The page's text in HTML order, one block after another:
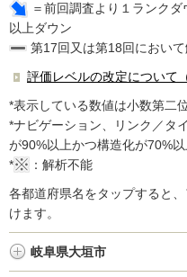
＝前回調査より１ランクダ
以上ダウン
第17回又は第18回におい
評価レベルの改定について
*表示している数値は小数第二
*ナビゲーション、リンク／タ
が90%以上かつ構造化が70%
*
：解析不能
各都道府県名をタップすると
けます。
岐阜県大垣市